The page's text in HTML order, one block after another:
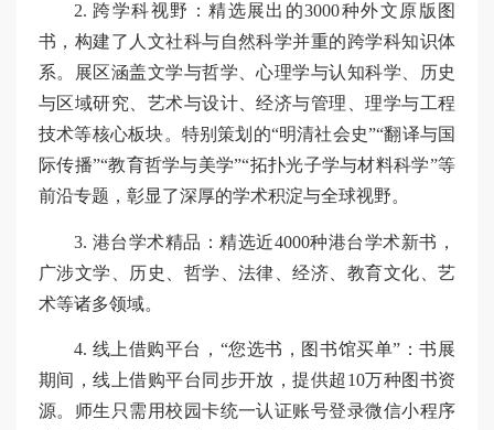
2. 跨学科视野：精选展出的3000种外文原版图
书，构建了人文社科与自然科学并重的跨学科知识体
系。展区涵盖文学与哲学、心理学与认知科学、历史
与区域研究、艺术与设计、经济与管理、理学与工程
技术等核心板块。特别策划的“明清社会史”“翻译与国
际传播”“教育哲学与美学”“拓扑光子学与材料科学”等
前沿专题，彰显了深厚的学术积淀与全球视野。
3. 港台学术精品：精选近4000种港台学术新书，
广涉文学、历史、哲学、法律、经济、教育文化、艺
术等诸多领域。
4. 线上借购平台，“您选书，图书馆买单”：书展
期间，线上借购平台同步开放，提供超10万种图书资
源。师生只需用校园卡统一认证账号登录微信小程序